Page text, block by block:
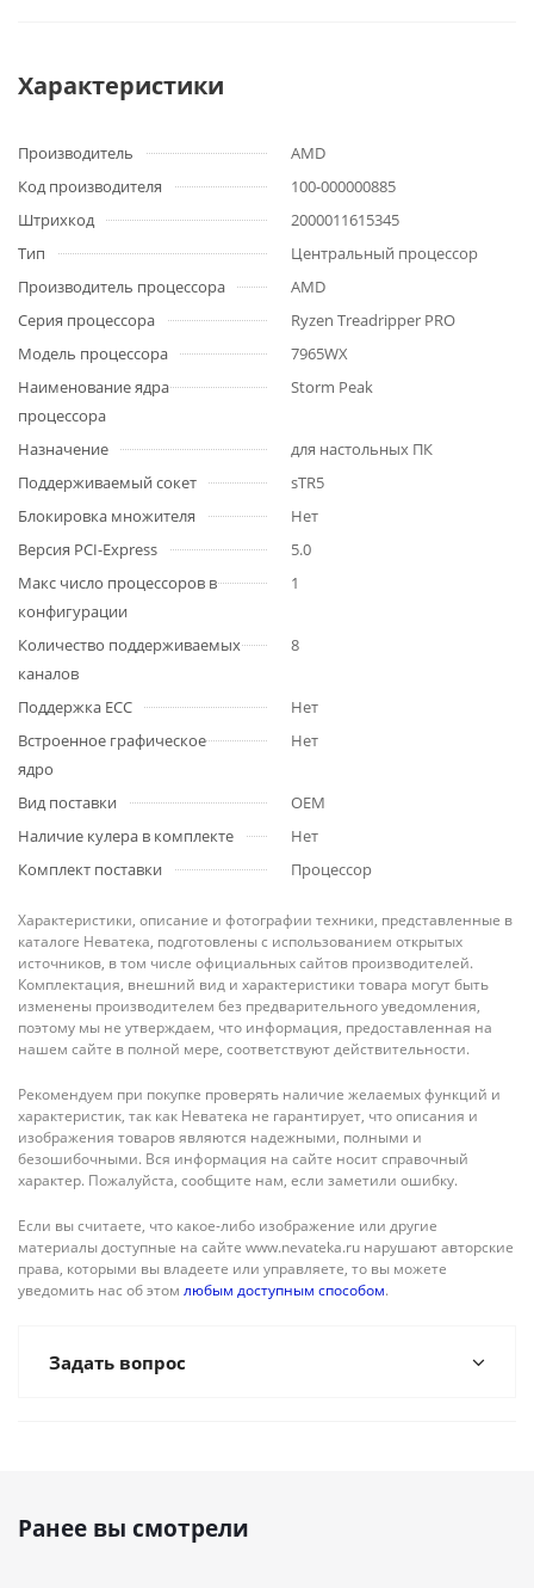
Характеристики
Производитель
AMD
Код производителя
100-000000885
Штрихкод
2000011615345
Тип
Центральный процессор
Производитель процессора
AMD
Серия процессора
Ryzen Treadripper PRO
Модель процессора
7965WX
Наименование ядра
процессора
Storm Peak
Назначение
для настольных ПК
Поддерживаемый сокет
sTR5
Блокировка множителя
Нет
Версия PCI-Express
5.0
Макс число процессоров в
конфигурации
1
Количество поддерживаемых
каналов
8
Поддержка ECC
Нет
Встроенное графическое
ядро
Нет
Вид поставки
OEM
Наличие кулера в комплекте
Нет
Комплект поставки
Процессор
Характеристики, описание и фотографии техники, представленные в
каталоге Неватека, подготовлены с использованием открытых
источников, в том числе официальных сайтов производителей.
Комплектация, внешний вид и характеристики товара могут быть
изменены производителем без предварительного уведомления,
поэтому мы не утверждаем, что информация, предоставленная на
нашем сайте в полной мере, соответствуют действительности.
Рекомендуем при покупке проверять наличие желаемых функций и
характеристик, так как Неватека не гарантирует, что описания и
изображения товаров являются надежными, полными и
безошибочными. Вся информация на сайте носит справочный
характер. Пожалуйста, сообщите нам, если заметили ошибку.
Если вы считаете, что какое-либо изображение или другие
материалы доступные на сайте www.nevateka.ru нарушают авторские
права, которыми вы владеете или управляете, то вы можете
уведомить нас об этом любым доступным способом.
Задать вопрос
Ранее вы смотрели